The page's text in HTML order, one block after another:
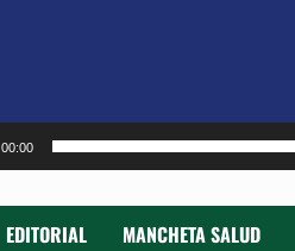
00:00
EDITORIAL MANCHETA SALUD